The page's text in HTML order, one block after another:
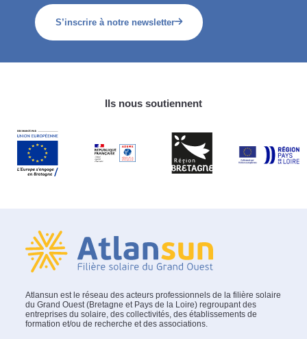
S’inscrire à notre newsletter
Ils nous soutiennent
Atlansun est le réseau des acteurs professionnels de la filière solaire
du Grand Ouest (Bretagne et Pays de la Loire) regroupant des
entreprises du solaire, des collectivités, des établissements de
formation et/ou de recherche et des associations.